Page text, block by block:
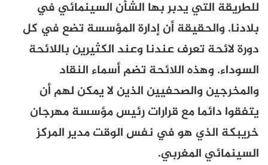
للطريقة التي يدبر بها الشأن السينمائي في
بلادنا. والحقيقة أن إدارة المؤسسة تضع في كل
دورة لائحة تعرف عندنا وعند الكثيرين باللائحة
السوداء. وهذه اللائحة تضم أسماء النقاد
والمخرجين والصحفيين الذين لا يمكن لهم أن
يتفقوا دائما مع قرارات رئيس مؤسسة مهرجان
خريبكة الذي هو في نفس الوقت مدير المركز
السينمائي المغربي.